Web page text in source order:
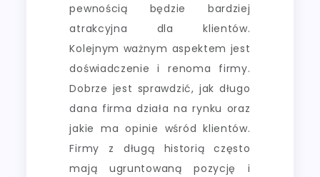
pewnością będzie bardziej
atrakcyjna dla klientów.
Kolejnym ważnym aspektem jest
doświadczenie i renoma firmy.
Dobrze jest sprawdzić, jak długo
dana firma działa na rynku oraz
jakie ma opinie wśród klientów.
Firmy z długą historią często
mają ugruntowaną pozycję i